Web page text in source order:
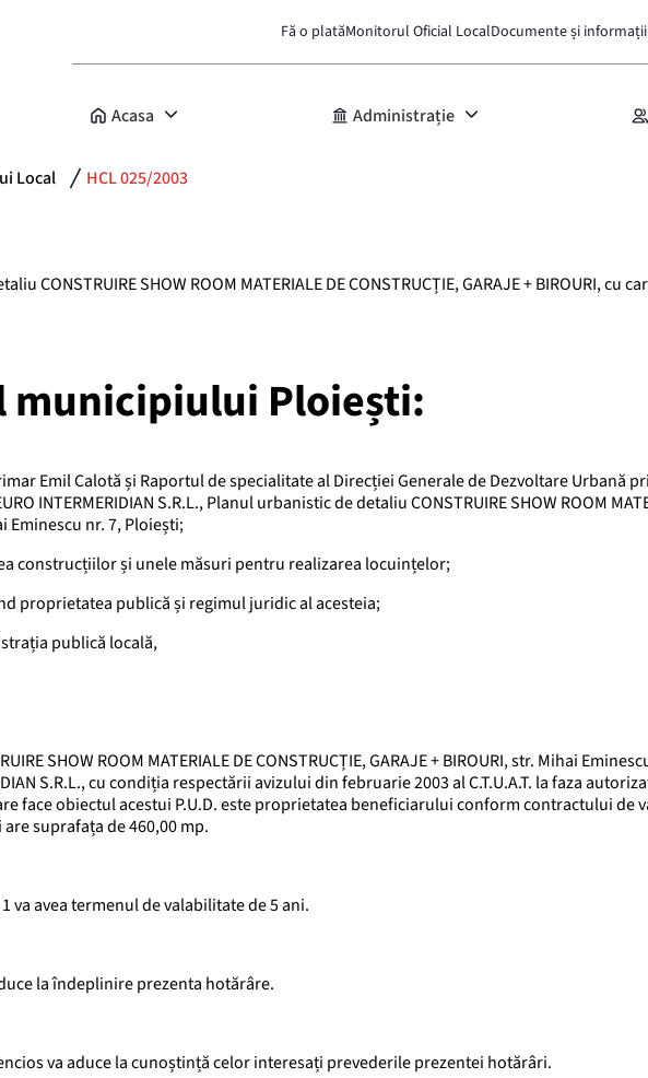
Fă o platăMonitorul Oficial LocalDocumente și
Acasa Administrație
Local HCL 025/2003
CONSTRUIRE SHOW ROOM MATERIALE DE CONSTRUCȚIE, GARAJE + BIROURI,
municipiului Ploiești:
Emil Calotă și Raportul de specialitate al Direcției Generale de Dezvoltare Urbană
INTERMERIDIAN S.R.L., Planul urbanistic de detaliu CONSTRUIRE SHOW ROOM
Eminescu nr. 7, Ploiești;
construcțiilor și unele măsuri pentru realizarea locuințelor;
proprietatea publică și regimul juridic al acesteia;
publică locală,
SHOW ROOM MATERIALE DE CONSTRUCȚIE, GARAJE + BIROURI, str. Mihai
S.R.L., cu condiția respectării avizului din februarie 2003 al C.T.U.A.T. la faza
face obiectul acestui P.U.D. este proprietatea beneficiarului conform contractului de
suprafața de 460,00 mp.
va avea termenul de valabilitate de 5 ani.
la îndeplinire prezenta hotărâre.
va aduce la cunoștință celor interesați prevederile prezentei hotărâri.